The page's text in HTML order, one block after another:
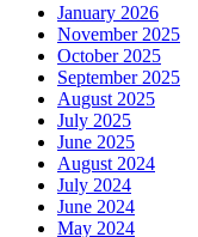
January 2026
November 2025
October 2025
September 2025
August 2025
July 2025
June 2025
August 2024
July 2024
June 2024
May 2024